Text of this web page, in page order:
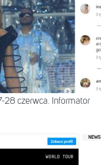
28 czerwca. Informator
NEWS